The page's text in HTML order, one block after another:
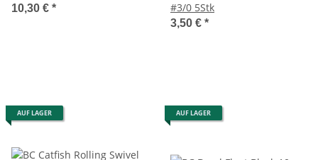
10,30 € * #3/0 5Stk
3,50 € *
AUF LAGER AUF LAGER